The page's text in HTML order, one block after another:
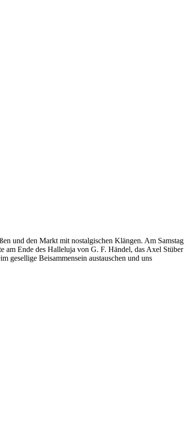
und den Markt mit nostalgischen Klängen. Am Samstag
am Ende des Halleluja von G. F. Händel, das Axel Stüber
gesellige Beisammensein austauschen und uns